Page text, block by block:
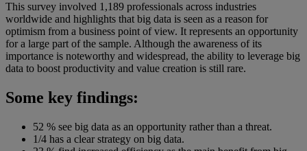
This survey involved 1,189 professionals across industries
worldwide and highlights that big data is seen as a reason for
optimism from a business point of view. It represents an opportunity
for a large part of the sample. Although the awareness of its
importance is noteworthy and widespread, the ability to leverage big
data to boost productivity and value creation is still rare.
Some key findings:
52 % see big data as an opportunity rather than a threat.
1/4 has a clear strategy on big data.